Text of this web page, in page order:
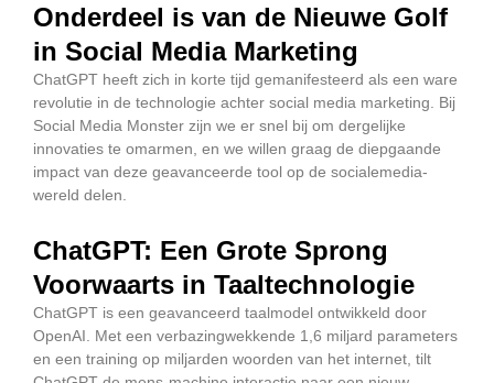
Onderdeel is van de Nieuwe Golf
in Social Media Marketing
ChatGPT heeft zich in korte tijd gemanifesteerd als een ware
revolutie in de technologie achter social media marketing. Bij
Social Media Monster zijn we er snel bij om dergelijke
innovaties te omarmen, en we willen graag de diepgaande
impact van deze geavanceerde tool op de socialemedia-
wereld delen.
ChatGPT: Een Grote Sprong
Voorwaarts in Taaltechnologie
ChatGPT is een geavanceerd taalmodel ontwikkeld door
OpenAI. Met een verbazingwekkende 1,6 miljard parameters
en een training op miljarden woorden van het internet, tilt